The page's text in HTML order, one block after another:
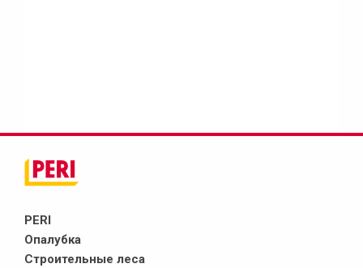
PERI
Опалубка
Строительные леса